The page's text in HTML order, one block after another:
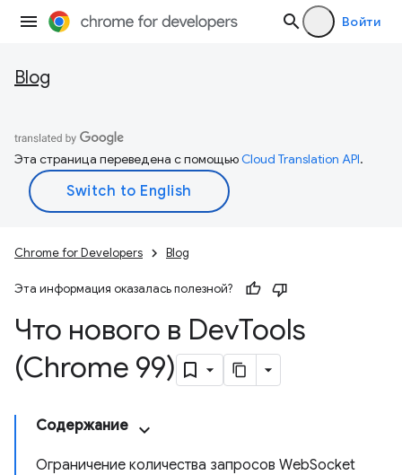
Войти
Blog
Эта страница переведена с помощьюCloud Translation API.
Chrome for Developers Blog
Эта информация оказалась полезной?
Что нового в DevTools
(Chrome 99)
Содержание
Ограничение количества запросов WebSocket